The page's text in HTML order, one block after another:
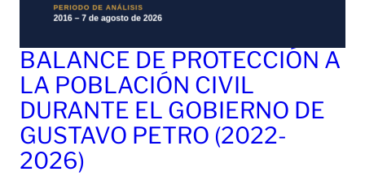
BALANCE DE PROTECCIÓN A
LA POBLACIÓN CIVIL
DURANTE EL GOBIERNO DE
GUSTAVO PETRO (2022-
2026)